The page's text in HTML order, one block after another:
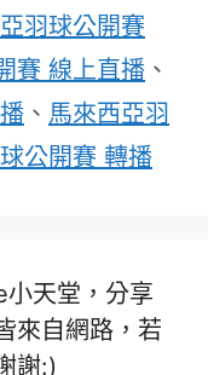
羽球公開賽
賽 線上直播 、
、 馬來西亞羽
公開賽 轉播
天堂，分享
來自網路，若
謝:)